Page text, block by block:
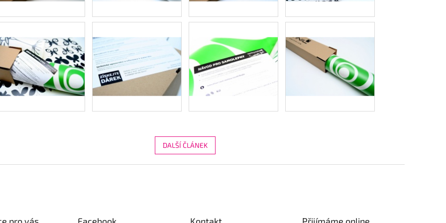
DALŠÍ ČLÁNEK